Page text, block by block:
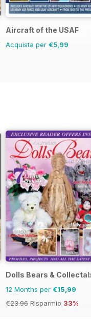
Aircraft of the USAF
Acquista per €5,99
Dolls Bears &
12 Months per €15,99
€23.96 Risparmio 33%